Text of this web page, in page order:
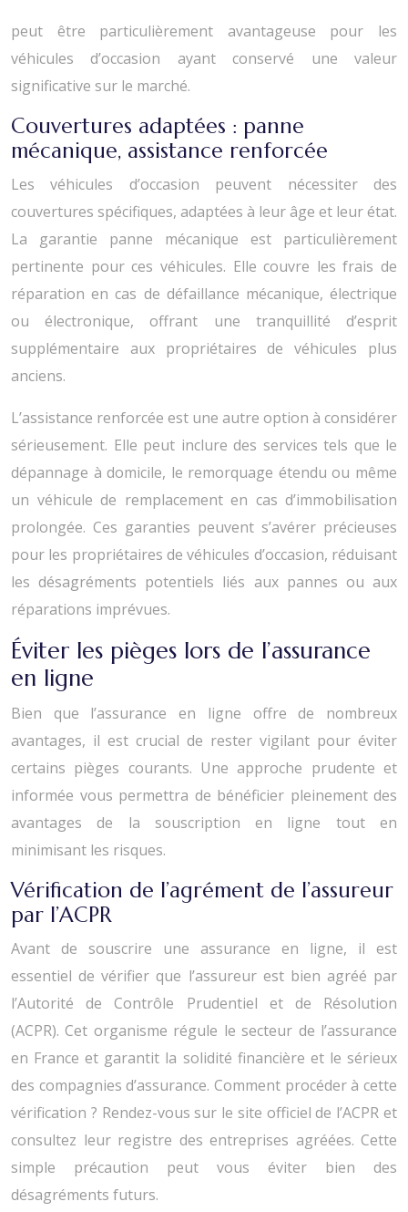
peut être particulièrement avantageuse pour les
véhicules d’occasion ayant conservé une valeur
significative sur le marché.
Couvertures adaptées : panne
mécanique, assistance renforcée
Les véhicules d’occasion peuvent nécessiter des
couvertures spécifiques, adaptées à leur âge et leur état.
La garantie panne mécanique est particulièrement
pertinente pour ces véhicules. Elle couvre les frais de
réparation en cas de défaillance mécanique, électrique
ou électronique, offrant une tranquillité d’esprit
supplémentaire aux propriétaires de véhicules plus
anciens.
L’assistance renforcée est une autre option à considérer
sérieusement. Elle peut inclure des services tels que le
dépannage à domicile, le remorquage étendu ou même
un véhicule de remplacement en cas d’immobilisation
prolongée. Ces garanties peuvent s’avérer précieuses
pour les propriétaires de véhicules d’occasion, réduisant
les désagréments potentiels liés aux pannes ou aux
réparations imprévues.
Éviter les pièges lors de l’assurance
en ligne
Bien que l’assurance en ligne offre de nombreux
avantages, il est crucial de rester vigilant pour éviter
certains pièges courants. Une approche prudente et
informée vous permettra de bénéficier pleinement des
avantages de la souscription en ligne tout en
minimisant les risques.
Vérification de l’agrément de l’assureur
par l’ACPR
Avant de souscrire une assurance en ligne, il est
essentiel de vérifier que l’assureur est bien agréé par
l’Autorité de Contrôle Prudentiel et de Résolution
(ACPR). Cet organisme régule le secteur de l’assurance
en France et garantit la solidité financière et le sérieux
des compagnies d’assurance. Comment procéder à cette
vérification ? Rendez-vous sur le site officiel de l’ACPR et
consultez leur registre des entreprises agréées. Cette
simple précaution peut vous éviter bien des
désagréments futurs.